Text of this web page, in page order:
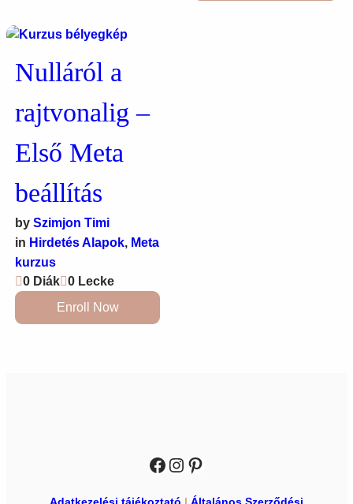
Nulláról a
rajtvonalig –
Első Meta
beállítás
by Szimjon Timi
in Hirdetés Alapok, Meta
kurzus
0 Diák
0 Lecke
Enroll Now
Facebook Instagram Pinterest